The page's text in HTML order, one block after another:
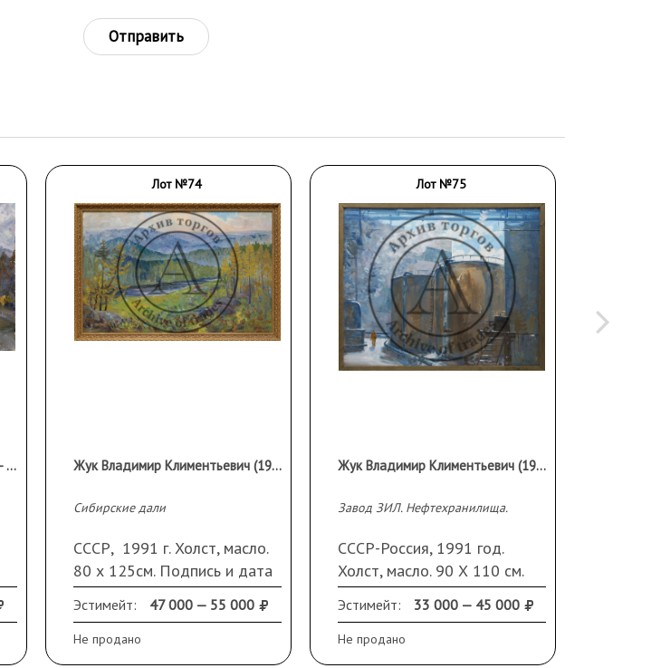
Отправить
Тумаков Сергей Павлович (1919 - 2003 гг.)
Лот №74
Жук Владимир Климентьевич (1932 г.р.)
Сибирские дали
СССР, 1991 г. Холст, масло.
80 х 125см. Подпись и дата
справа внизу.
Эстимейт: 47 000 — 55 000
Не продано
Лот №75
Жук Владимир Климентьевич (1932 г.р.)
Завод ЗИЛ. Нефтехранилища.
СССР-Россия, 1991 год.
Холст, масло. 90 Х 110 см.
Подпись справа внизу. В
раме
Эстимейт: 33 000 — 45 000
Не продано